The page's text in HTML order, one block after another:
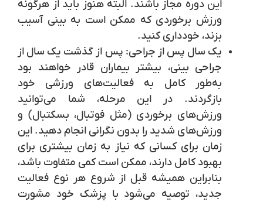
این دوره مجاز باشند. البته هنوز باید از هرگونه
ورزش برخوردی که ممکن است به بینی آسیب
بزند، خودداری کنید.
یک سال پس از جراحی: پس از گذشت یک سال از
جراحی بینی، بیشتر بیماران قادر خواهند بود
به‌طور کامل به فعالیت‌های ورزشی خود
بازگردند. در این مرحله، شما می‌توانید
ورزش‌های برخوردی(مثل فوتبال، بسکتبال) و
ورزش‌های شدیدرا بدون نگرانی انجام دهید. این
زمان برای کسانی که نیاز به زمان بیشتری برای
بهبود کامل دارند، ممکن است کمی متفاوت باشد،
بنابراین همیشه قبل از شروع هر نوع فعالیت
جدید، توصیه می‌شود با پزشک خود مشورت